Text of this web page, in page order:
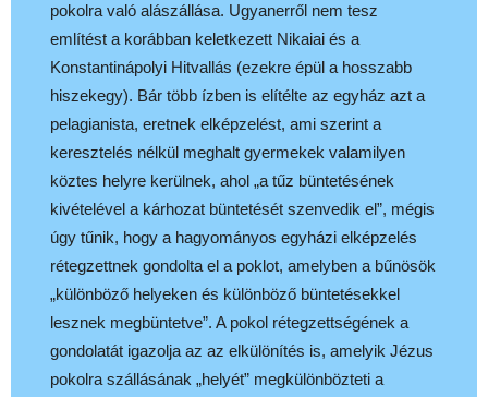
pokolra való alászállása. Ugyanerről nem tesz
említést a korábban keletkezett Nikaiai és a
Konstantinápolyi Hitvallás (ezekre épül a hosszabb
hiszekegy). Bár több ízben is elítélte az egyház azt a
pelagianista, eretnek elképzelést, ami szerint a
keresztelés nélkül meghalt gyermekek valamilyen
köztes helyre kerülnek, ahol „a tűz büntetésének
kivételével a kárhozat büntetését szenvedik el”, mégis
úgy tűnik, hogy a hagyományos egyházi elképzelés
rétegzettnek gondolta el a poklot, amelyben a bűnösök
„különböző helyeken és különböző büntetésekkel
lesznek megbüntetve”. A pokol rétegzettségének a
gondolatát igazolja az az elkülönítés is, amelyik Jézus
pokolra szállásának „helyét” megkülönbözteti a